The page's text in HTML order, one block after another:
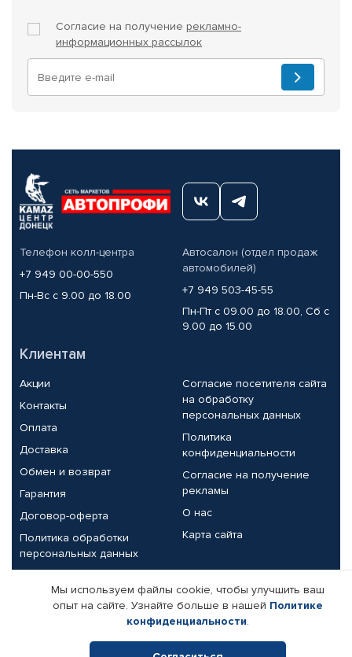
Согласие на получение рекламно-
информационных рассылок
Телефон колл-центра
+7 949 00-00-550
Пн-Вс с 9.00 до 18.00
Автосалон (отдел продаж
автомобилей)
+7 949 503-45-55
Пн-Пт с 09.00 до 18.00, Сб с
9.00 до 15.00
Клиентам
Акции
Контакты
Оплата
Доставка
Обмен и возврат
Гарантия
Договор-оферта
Политика обработки
персональных данных
Согласие посетителя сайта
на обработку
персональных данных
Политика
конфиденциальности
Согласие на получение
рекламы
О нас
Карта сайта
Партнерам
Корпоративным клиентам
Поставщикам
Реквизиты компании
Мы используем файлы cookie, чтобы улучшить ваш
опыт на сайте. Узнайте больше в нашей Политике
конфиденциальности.